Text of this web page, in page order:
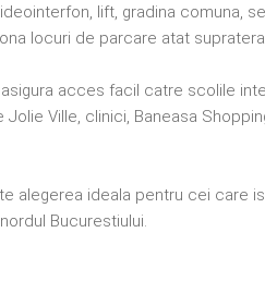
lift, gradina comuna,
locuri de parcare atat
acces facil catre scolile
Jolie Ville, clinici, Baneasa
alegerea ideala pentru cei care
Bucurestiului.